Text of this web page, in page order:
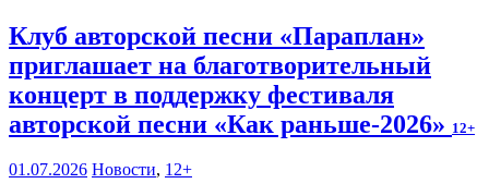
Клуб авторской песни «Параплан»
приглашает на благотворительный
концерт в поддержку фестиваля
авторской песни «Как раньше-2026» 12+
01.07.2026 Новости, 12+